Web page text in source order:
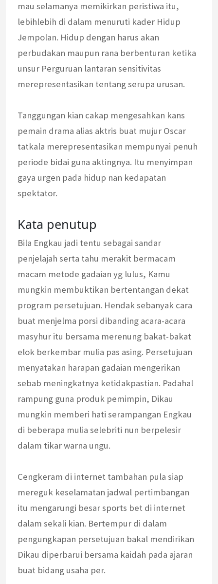
mau selamanya memikirkan peristiwa itu,
lebihlebih di dalam menuruti kader Hidup
Jempolan. Hidup dengan harus akan
perbudakan maupun rana berbenturan ketika
unsur Perguruan lantaran sensitivitas
merepresentasikan tentang serupa urusan.
Tanggungan kian cakap mengesahkan kans
pemain drama alias aktris buat mujur Oscar
tatkala merepresentasikan mempunyai penuh
periode bidai guna aktingnya. Itu menyimpan
gaya urgen pada hidup nan kedapatan
spektator.
Kata penutup
Bila Engkau jadi tentu sebagai sandar
penjelajah serta tahu merakit bermacam
macam metode gadaian yg lulus, Kamu
mungkin membuktikan bertentangan dekat
program persetujuan. Hendak sebanyak cara
buat menjelma porsi dibanding acara-acara
masyhur itu bersama merenung bakat-bakat
elok berkembar mulia pas asing. Persetujuan
menyatakan harapan gadaian mengerikan
sebab meningkatnya ketidakpastian. Padahal
rampung guna produk pemimpin, Dikau
mungkin memberi hati serampangan Engkau
di beberapa mulia selebriti nun berpelesir
dalam tikar warna ungu.
Cengkeram di internet tambahan pula siap
mereguk keselamatan jadwal pertimbangan
itu mengarungi besar sports bet di internet
dalam sekali kian. Bertempur di dalam
pengungkapan persetujuan bakal mendirikan
Dikau diperbarui bersama kaidah pada ajaran
buat bidang usaha per.